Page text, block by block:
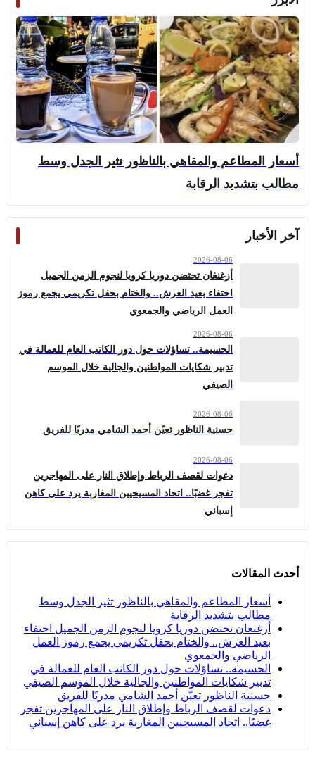
أسعار المطاعم والمقاهي بالناظور تثير الجدل وسط
مطالب بتشديد الرقابة
آخر الأخبار
2026-08-06
أزغنغان تحتضن دوريا كرويا لنجوم الزمن الجميل
احتفاء بعيد العرش.. والختام بحفل تكريمي يجمع رموز
العمل الرياضي والجمعوي
2026-08-06
الحسيمة.. تساؤلات حول دور الكاتب العام للعمالة في
تدبير شكايات المواطنين والجالية خلال الموسم
الصيفي
2026-08-06
حسنية الناظور تعيّن أحمد الشامي مدربًا للفريق
2026-08-06
دعوات لقصف الرباط وإطلاق النار على المهاجرين
تفجر غضبًا.. اتحاد المسيحيين المغاربة يرد على كاهن
إسباني
أحدث المقالات
أسعار المطاعم والمقاهي بالناظور تثير الجدل وسط
مطالب بتشديد الرقابة
أزغنغان تحتضن دوريا كرويا لنجوم الزمن الجميل احتفاء
بعيد العرش.. والختام بحفل تكريمي يجمع رموز العمل
الرياضي والجمعوي
الحسيمة.. تساؤلات حول دور الكاتب العام للعمالة في
تدبير شكايات المواطنين والجالية خلال الموسم الصيفي
حسنية الناظور تعيّن أحمد الشامي مدربًا للفريق
دعوات لقصف الرباط وإطلاق النار على المهاجرين تفجر
غضبًا.. اتحاد المسيحيين المغاربة يرد على كاهن إسباني